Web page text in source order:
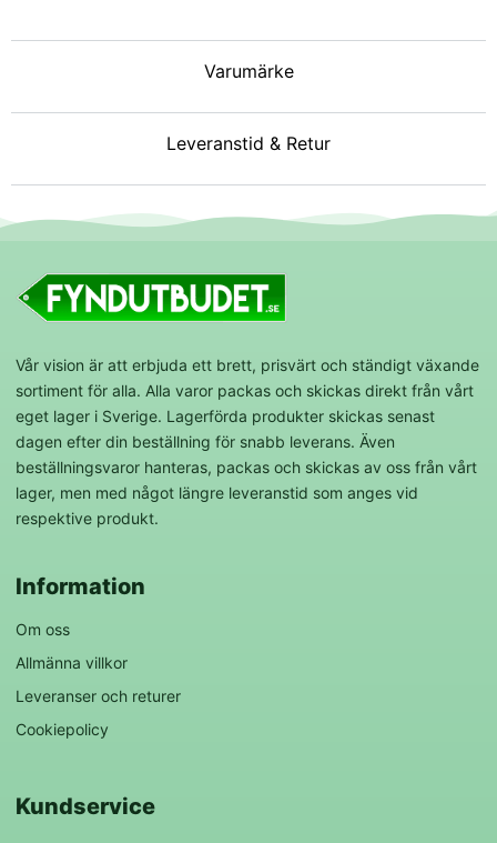
Varumärke
Leveranstid & Retur
Vår vision är att erbjuda ett brett, prisvärt och ständigt växande
sortiment för alla. Alla varor packas och skickas direkt från vårt
eget lager i Sverige. Lagerförda produkter skickas senast
dagen efter din beställning för snabb leverans. Även
beställningsvaror hanteras, packas och skickas av oss från vårt
lager, men med något längre leveranstid som anges vid
respektive produkt.
Information
Om oss
Allmänna villkor
Leveranser och returer
Cookiepolicy
Kundservice